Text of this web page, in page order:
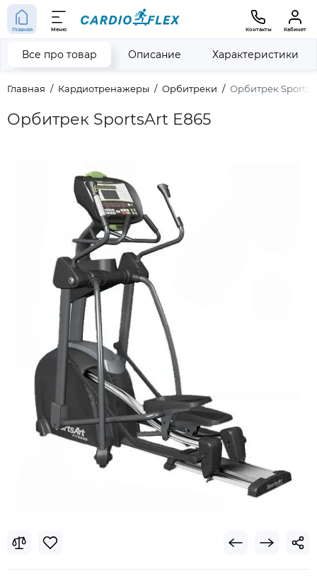
Главная Меню Контакты Кабинет
Главная Кардиотренажеры Орбитреки Орбитрек
Орбитрек SportsArt E865
Все про товар Описание Характеристики